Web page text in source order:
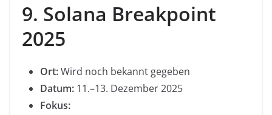
9. Solana Breakpoint
2025
Ort:Wird noch bekannt gegeben
Datum: 11.–13. Dezember 2025
Fokus: